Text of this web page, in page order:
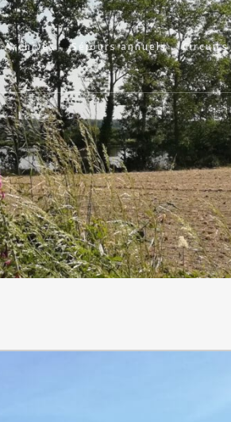
Archives Séjours annuels Circuits